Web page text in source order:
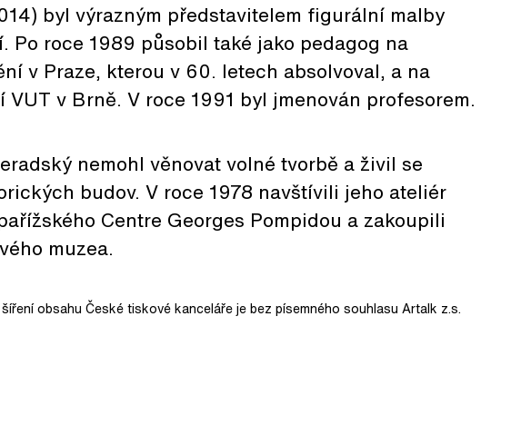
byl výrazným představitelem figurální malby
Po roce 1989 působil také jako pedagog na
v Praze, kterou v 60. letech absolvoval, a na
v Brně. V roce 1991 byl jmenován profesorem.
nemohl věnovat volné tvorbě a živil se
budov. V roce 1978 navštívili jeho ateliér
Centre Georges Pompidou a zakoupili
muzea.
obsahu České tiskové kanceláře je bez písemného souhlasu Artalk z.s.